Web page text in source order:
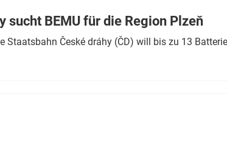
sucht BEMU für die Region Plzeň
Staatsbahn České dráhy (ČD) will bis zu 13